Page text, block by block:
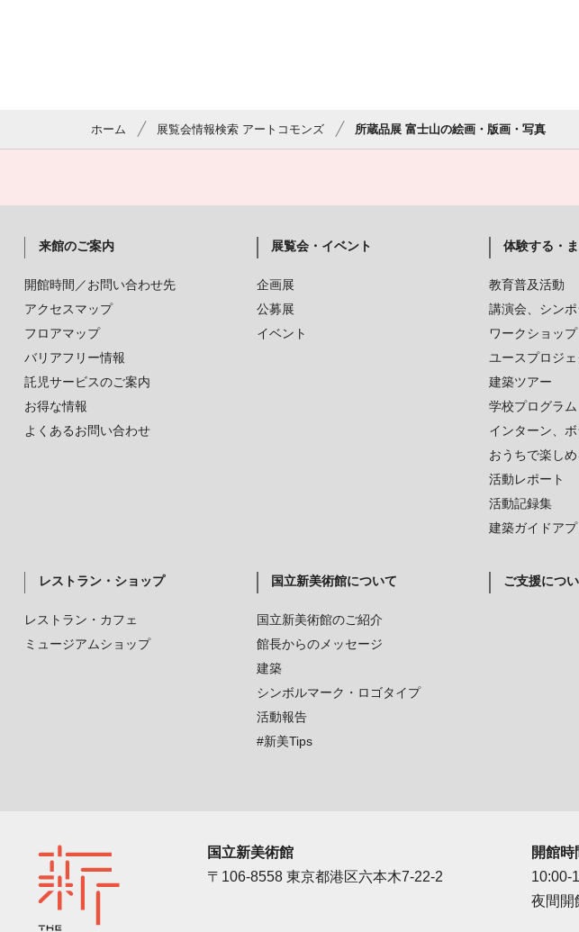
ホーム 展覧会情報検索 アートコモンズ 所蔵品展 富士山の絵画・版画・写真
来館のご案内
開館時間／お問い合わせ先
アクセスマップ
フロアマップ
バリアフリー情報
託児サービスのご案内
お得な情報
よくあるお問い合わせ
展覧会・イベント
企画展
公募展
イベント
体験する・
教育普及活動
講演会、シンポ
ワークショップ
ユースプロジェ
建築ツアー
学校プログラム
インターン、
おうちで楽し
活動レポート
活動記録集
建築ガイドア
レストラン・ショップ
レストラン・カフェ
ミュージアムショップ
国立新美術館について
国立新美術館のご紹介
館長からのメッセージ
建築
シンボルマーク・ロゴタイプ
活動報告
#新美Tips
ご支援につ
国立新美術館
〒106-8558 東京都港区六本木7-22-2
開館時
10:00-
夜間開